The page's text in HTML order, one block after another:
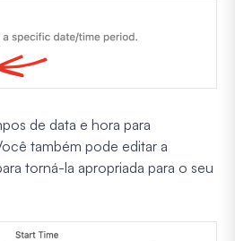
de data e hora para
também pode editar a
torná-la apropriada para o seu